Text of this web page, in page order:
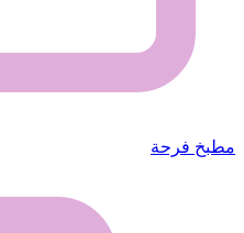
مطبخ فرحة